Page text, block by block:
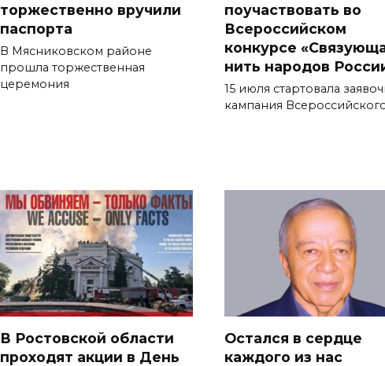
торжественно вручили
паспорта
В Мясниковском районе
прошла торжественная
церемония
поучаствовать во
Всероссийском
конкурсе
нить народов
15 июля стартовала
кампания
В Ростовской области
проходят акции в День
Остался в сердце
каждого из нас